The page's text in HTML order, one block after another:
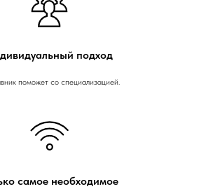
подход
поможет со специализацией.
самое необходимое